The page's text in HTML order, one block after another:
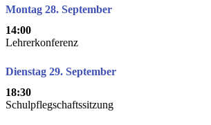
Montag 28. September
14:00
Lehrerkonferenz
Dienstag 29. September
18:30
Schulpflegschaftssitzung